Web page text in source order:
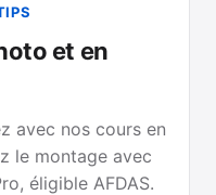
et en
avec nos cours en
le montage avec
éligible AFDAS.